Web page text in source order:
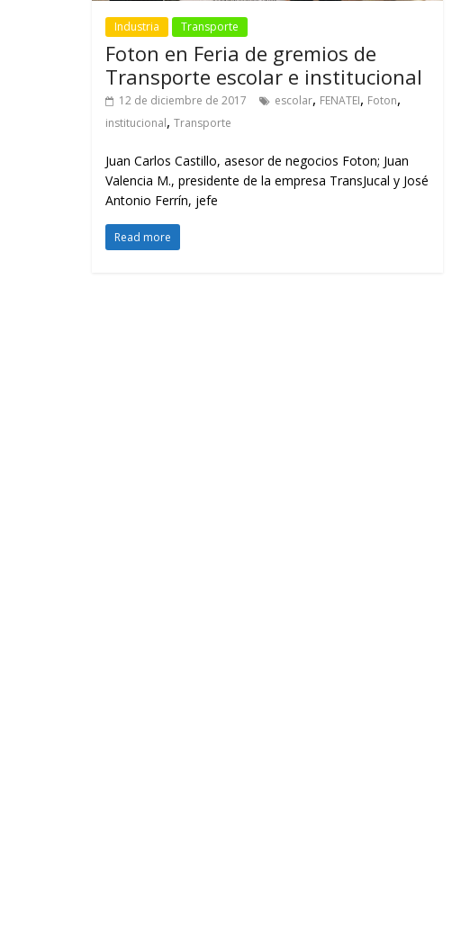
Industria Transporte
Foton en Feria de gremios de
Transporte escolar e institucional
12 de diciembre de 2017 escolar, FENATEI, Foton,
institucional, Transporte
Juan Carlos Castillo, asesor de negocios Foton; Juan
Valencia M., presidente de la empresa TransJucal y José
Antonio Ferrín, jefe
Read more